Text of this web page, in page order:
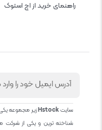
راهنمای خرید از اچ استوک
سایتHstockزیر مجموعه